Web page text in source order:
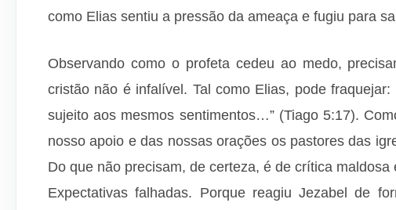
como Elias sentiu a pressão da ameaça e fugiu para
Observando como o profeta cedeu ao medo,
cristão não é infalível. Tal como Elias, pode
sujeito aos mesmos sentimentos…” (Tiago 5:17).
nosso apoio e das nossas orações os pastores das
Do que não precisam, de certeza, é de crítica
Expectativas falhadas. Porque reagiu Jezabel de